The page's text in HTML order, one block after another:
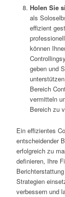
Holen Sie
als
effizient
können
geben und
Bereich
vermitteln
Bereich zu
Ein effizientes
entscheidender
erfolgreich zu
definieren, Ihre
Strategien
verbessern und